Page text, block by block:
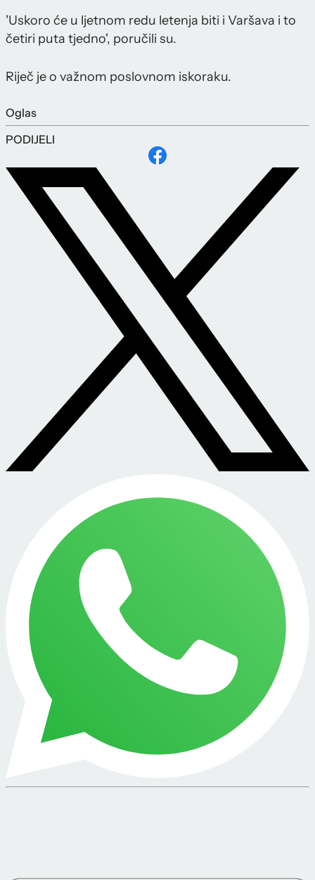
'Uskoro će u ljetnom redu letenja biti i Varšava i to
četiri puta tjedno', poručili su.
Riječ je o važnom poslovnom iskoraku.
Oglas
PODIJELI